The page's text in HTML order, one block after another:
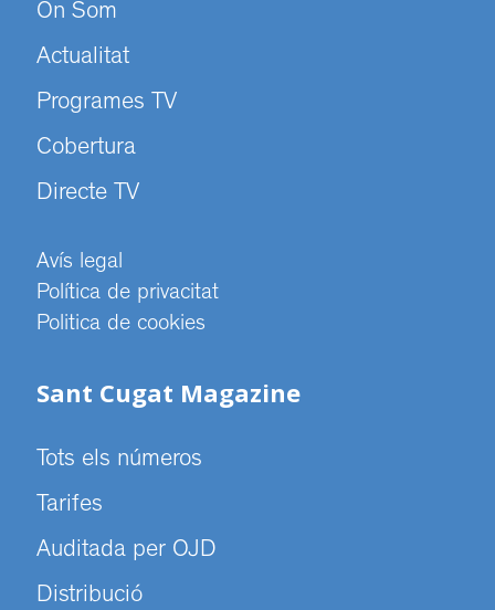
On Som
Actualitat
Programes TV
Cobertura
Directe TV
Avís legal
Política de privacitat
Politica de cookies
Sant Cugat Magazine
Tots els números
Tarifes
Auditada per OJD
Distribució